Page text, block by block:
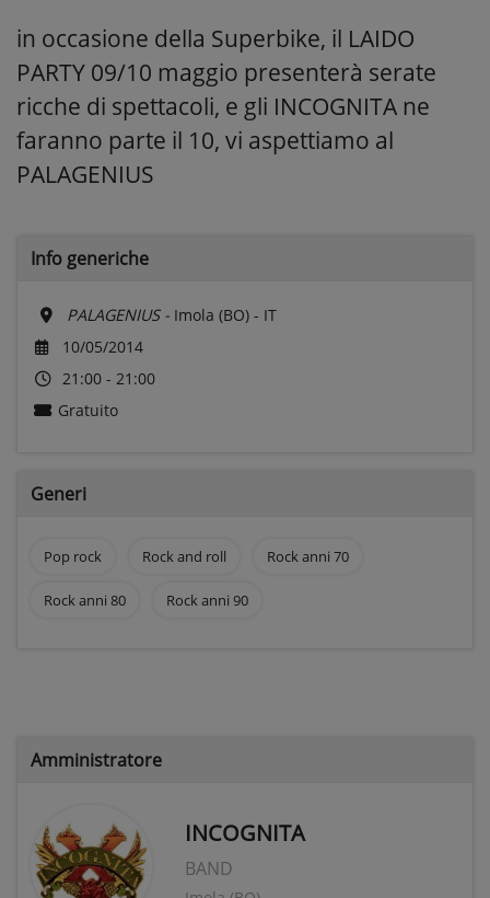
in occasione della Superbike, il LAIDO
PARTY 09/10 maggio presenterà serate
ricche di spettacoli, e gli INCOGNITA ne
faranno parte il 10, vi aspettiamo al
PALAGENIUS
Info generiche
PALAGENIUS - Imola (BO) - IT
10/05/2014
21:00 - 21:00
Gratuito
Generi
Pop rock Rock and roll Rock anni 70
Rock anni 80 Rock anni 90
Amministratore
INCOGNITA
BAND